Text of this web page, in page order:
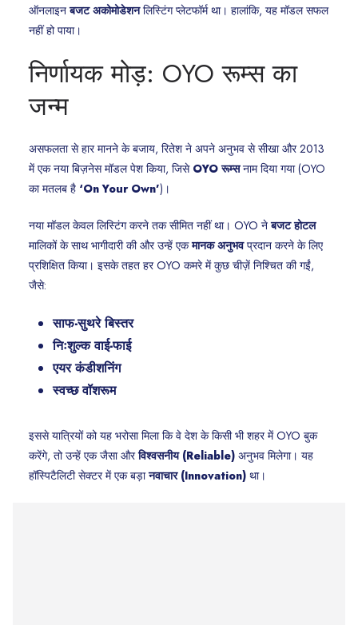
ऑनलाइनबजट अकोमोडेशनलिस्टिंग प्लेटफॉर्म था। हालांकि, यह मॉडल सफल
नहीं हो पाया।
निर्णायक मोड़: OYO रूम्स का
जन्म
असफलता से हार मानने के बजाय, रितेश ने अपने अनुभव से सीखा और 2013
में एक नया बिज़नेस मॉडल पेश किया, जिसे OYO रूम्सनाम दिया गया (OYO
का मतलब है ‘On Your Own’)।
नया मॉडल केवल लिस्टिंग करने तक सीमित नहीं था। OYO नेबजट होटल
मालिकों के साथ भागीदारी की और उन्हें एकमानक अनुभवप्रदान करने के लिए
प्रशिक्षित किया। इसके तहत हर OYO कमरे में कुछ चीज़ें निश्चित की गईं,
जैसे:
साफ-सुथरे बिस्तर
निःशुल्क वाई-फाई
एयर कंडीशनिंग
स्वच्छ वॉशरूम
इससे यात्रियों को यह भरोसा मिला कि वे देश के किसी भी शहर में OYO बुक
करेंगे, तो उन्हें एक जैसा औरविश्वसनीय (Reliable) अनुभव मिलेगा। यह
हॉस्पिटैलिटी सेक्टर में एक बड़ानवाचार (Innovation) था।